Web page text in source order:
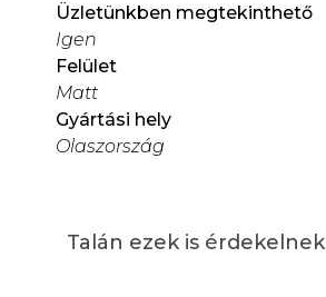
Üzletünkben megtekinthető
Igen
Felület
Matt
Gyártási hely
Olaszország
Talán ezek is érdekelnek